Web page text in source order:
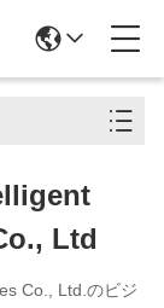
Ltd
Co., Ltd.のビジ